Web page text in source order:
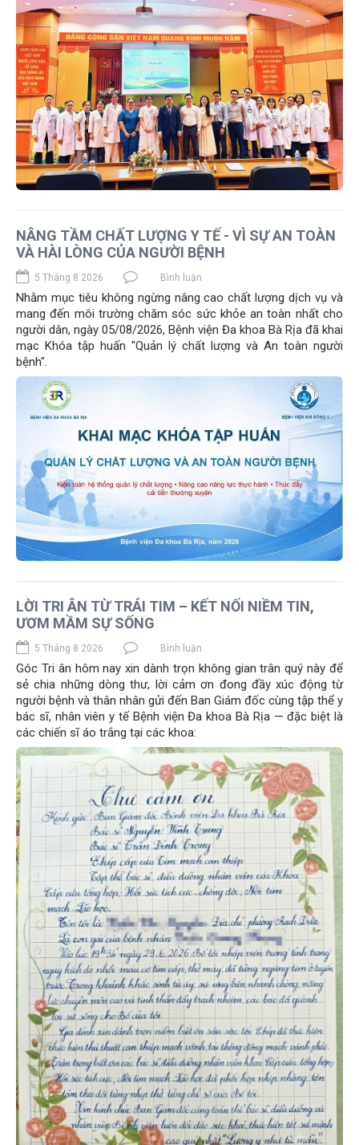
NÂNG TẦM CHẤT LƯỢNG Y TẾ - VÌ SỰ AN TOÀN
VÀ HÀI LÒNG CỦA NGƯỜI BỆNH
5 Tháng 8 2026 Bình luận
Nhằm mục tiêu không ngừng nâng cao chất lượng dịch vụ và
mang đến môi trường chăm sóc sức khỏe an toàn nhất cho
người dân, ngày 05/08/2026, Bệnh viện Đa khoa Bà Rịa đã khai
mạc Khóa tập huấn "Quản lý chất lượng và An toàn người
bệnh".
LỜI TRI ÂN TỪ TRÁI TIM – KẾT NỐI NIỀM TIN,
ƯƠM MẦM SỰ SỐNG
5 Tháng 8 2026 Bình luận
Góc Tri ân hôm nay xin dành trọn không gian trân quý này để
sẻ chia những dòng thư, lời cảm ơn đong đầy xúc động từ
người bệnh và thân nhân gửi đến Ban Giám đốc cùng tập thể y
bác sĩ, nhân viên y tế Bệnh viện Đa khoa Bà Rịa — đặc biệt là
các chiến sĩ áo trắng tại các khoa: